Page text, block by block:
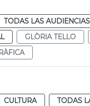
TODAS LAS AUDIENCIAS
GLÒRIA TELLO
CULTURA TODAS